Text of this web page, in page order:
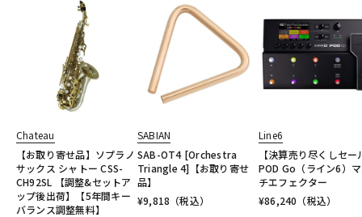
Chateau
【お取り寄せ品】ソプラノ
サックス シャトー CSS-
CH92SL 【調整&セットア
ップ後出荷】【5年間キー
バランス調整無料】
SABIAN
SAB-OT4 [Orchestra
Triangle 4]【お取り寄せ
品】
¥9,818 （税込）
Line6
【決算売り尽くしセー
POD Go（ライン6）
チエフェクター
¥86,240 （税込）